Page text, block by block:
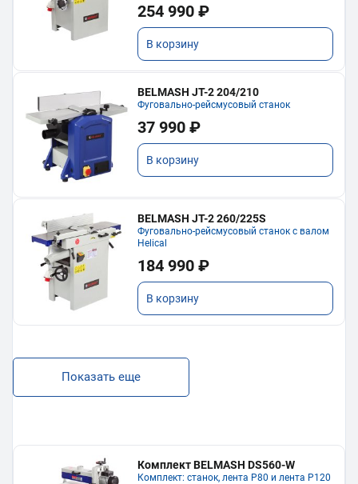
254 990 ₽
В корзину
BELMASH JT-2 204/210
Фуговально-рейсмусовый станок
37 990 ₽
В корзину
BELMASH JT-2 260/225S
Фуговально-рейсмусовый станок с валом
Helical
184 990 ₽
В корзину
Показать еще
Комплект BELMASH DS560-W
Комплект: станок, лента P80 и лента P120